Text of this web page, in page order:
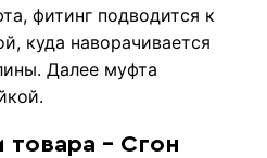
фитинг подводится к
куда наворачивается
Далее муфта
товара - Сгон